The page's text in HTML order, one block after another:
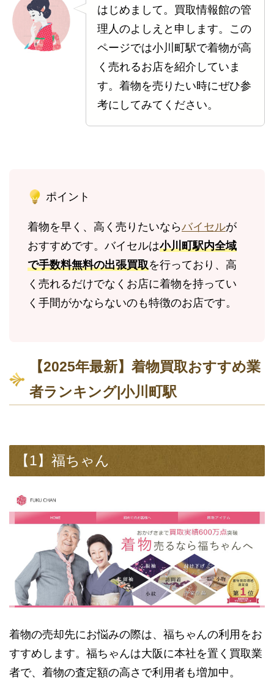
はじめまして。買取情報館の管
理人のよしえと申します。この
ページでは小川町駅で着物が高
く売れるお店を紹介していま
す。着物を売りたい時にぜひ参
考にしてみてください。
ポイント
着物を早く、高く売りたいならバイセルが
おすすめです。バイセルは小川町駅内全域
で手数料無料の出張買取を行っており、高
く売れるだけでなくお店に着物を持ってい
く手間がかならないのも特徴のお店です。
【2025年最新】着物買取おすすめ業
者ランキング|小川町駅
【1】福ちゃん
着物の売却先にお悩みの際は、福ちゃんの利用をお
すすめします。福ちゃんは大阪に本社を置く買取業
者で、着物の査定額の高さで利用者も増加中。